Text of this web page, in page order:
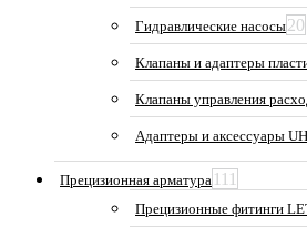
Гидравлические насосы20
Клапаны и адаптеры
Клапаны управления
Адаптеры и аксессуары
Прецизионная арматура 111
Прецизионные фитинги